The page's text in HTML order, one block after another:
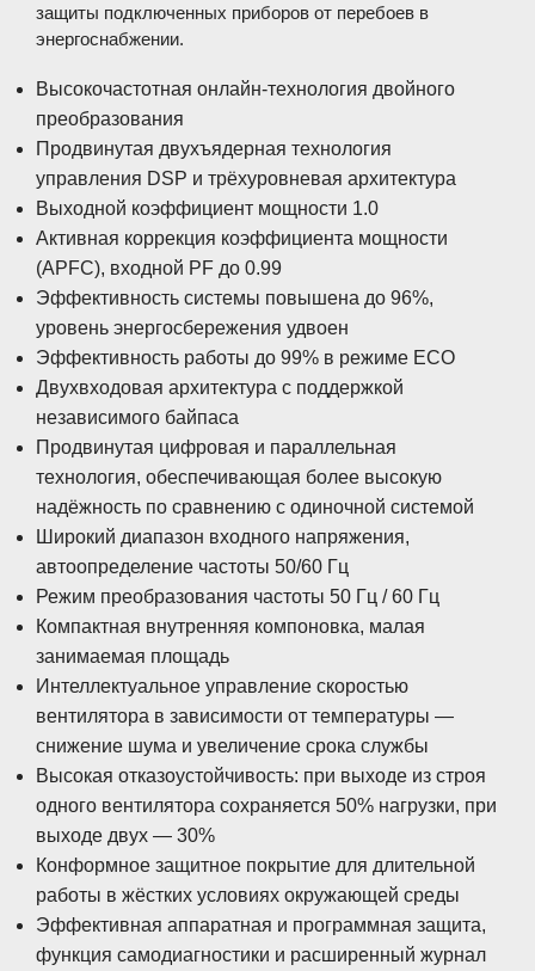
защиты подключенных приборов от перебоев в
энергоснабжении.
Высокочастотная онлайн-технология двойного
преобразования
Продвинутая двухъядерная технология
управления DSP и трёхуровневая архитектура
Выходной коэффициент мощности 1.0
Активная коррекция коэффициента мощности
(APFC), входной PF до 0.99
Эффективность системы повышена до 96%,
уровень энергосбережения удвоен
Эффективность работы до 99% в режиме ECO
Двухвходовая архитектура с поддержкой
независимого байпаса
Продвинутая цифровая и параллельная
технология, обеспечивающая более высокую
надёжность по сравнению с одиночной системой
Широкий диапазон входного напряжения,
автоопределение частоты 50/60 Гц
Режим преобразования частоты 50 Гц / 60 Гц
Компактная внутренняя компоновка, малая
занимаемая площадь
Интеллектуальное управление скоростью
вентилятора в зависимости от температуры —
снижение шума и увеличение срока службы
Высокая отказоустойчивость: при выходе из строя
одного вентилятора сохраняется 50% нагрузки, при
выходе двух — 30%
Конформное защитное покрытие для длительной
работы в жёстких условиях окружающей среды
Эффективная аппаратная и программная защита,
функция самодиагностики и расширенный журнал